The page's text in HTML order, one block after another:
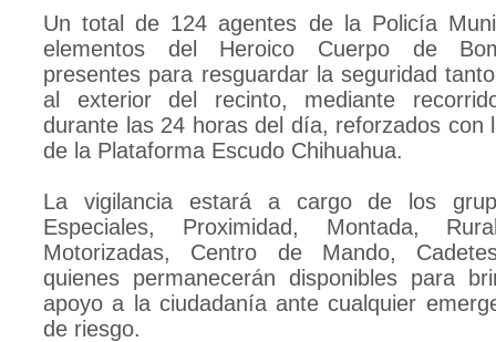
Un total de 124 agentes de la Policía
elementos del Heroico Cuerpo de
presentes para resguardar la seguridad
al exterior del recinto, mediante
durante las 24 horas del día, reforzados con
de la Plataforma Escudo Chihuahua.
La vigilancia estará a cargo de los
Especiales, Proximidad, Montada,
Motorizadas, Centro de Mando,
quienes permanecerán disponibles para
apoyo a la ciudadanía ante cualquier
de riesgo.